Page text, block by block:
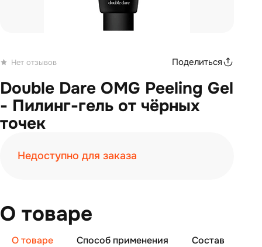
Нет отзывов Поделиться
Double Dare OMG Peeling Gel
- Пилинг-гель от чёрных
точек
Недоступно для заказа
О товаре
О товаре Способ применения Состав